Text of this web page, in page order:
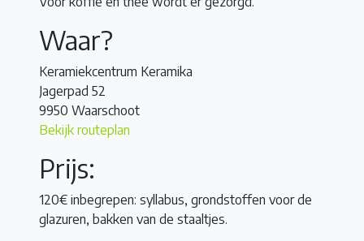
Waar?
Keramiekcentrum Keramika
Jagerpad 52
9950 Waarschoot
Bekijk routeplan
Prijs:
120€ inbegrepen: syllabus, grondstoffen voor de
glazuren, bakken van de staaltjes.